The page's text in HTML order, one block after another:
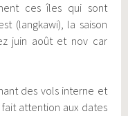
ces îles qui sont
(langkawi), la saison
juin août et nov car
des vols interne et
fait attention aux dates